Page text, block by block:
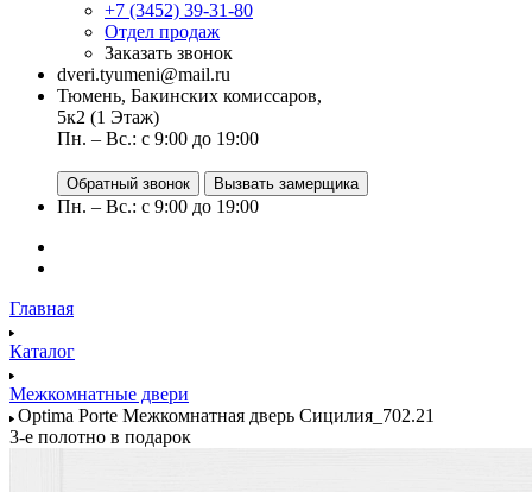
+7 (3452) 39-31-80
Отдел продаж
Заказать звонок
dveri.tyumeni@mail.ru
Тюмень, Бакинских комиссаров,
5к2 (1 Этаж)
Пн. – Вс.: с 9:00 до 19:00
Обратный звонок Вызвать замерщика
Пн. – Вс.: с 9:00 до 19:00
Главная
Каталог
Межкомнатные двери
Optima Porte Межкомнатная дверь Сицилия_702.21
3-е полотно в подарок